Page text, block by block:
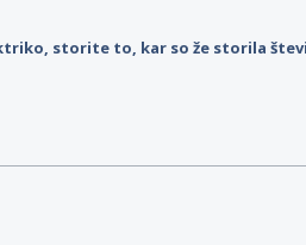
storite to, kar so že storila